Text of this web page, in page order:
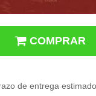
COMPRAR
de entrega